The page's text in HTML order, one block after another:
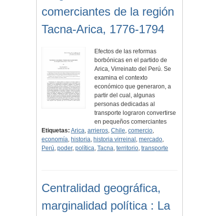
comerciantes de la región
Tacna-Arica, 1776-1794
Efectos de las reformas
borbónicas en el partido de
Arica, Virreinato del Perú. Se
examina el contexto
económico que generaron, a
partir del cual, algunas
personas dedicadas al
transporte lograron convertirse
en pequeños comerciantes
Etiquetas: Arica, arrieros, Chile, comercio,
economía, historia, historia virreinal , mercado,
Perú, poder, política, Tacna, territorio, transporte
Centralidad geográfica,
marginalidad política : La